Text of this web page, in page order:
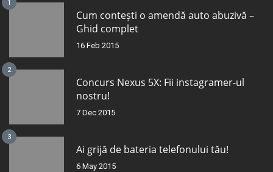
1
Cum contești o amendă auto abuzivă –
Ghid complet
16 Feb 2015
2
Concurs Nexus 5X: Fii instagramer-ul
nostru!
7 Dec 2015
3
Ai grijă de bateria telefonului tău!
6 May 2015